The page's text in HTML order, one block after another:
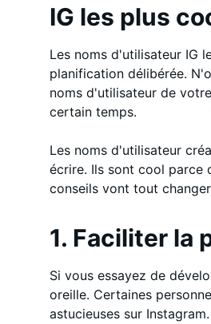
IG les plus
Les noms d'utilisateur IG
planification délibérée.
noms d'utilisateur de
certain temps.
Les noms d'utilisateur
écrire. Ils sont cool parce
conseils vont tout
1. Faciliter la
Si vous essayez de
oreille. Certaines
astucieuses sur